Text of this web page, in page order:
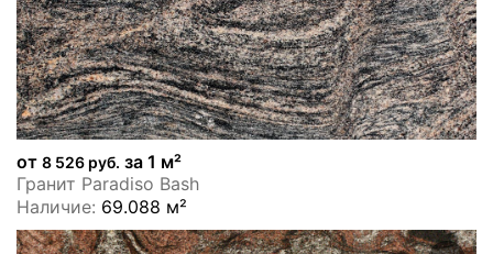
от 8 526 руб. за 1 м²
Гранит Paradiso Bash
Наличие: 69.088 м²